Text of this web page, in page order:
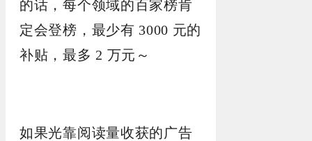
的话，每个领域的百家榜肯
定会登榜，最少有 3000 元的
补贴，最多 2 万元～
如果光靠阅读量收获的广告